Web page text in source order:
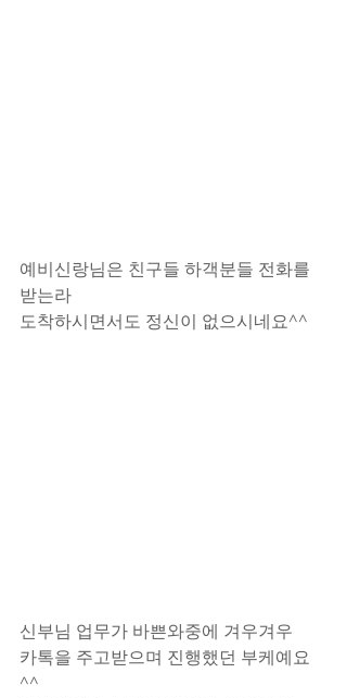
예비신랑님은 친구들 하객분들 전화를
받는라
도착하시면서도 정신이 없으시네요^^
신부님 업무가 바쁜와중에 겨우겨우
카톡을 주고받으며 진행했던 부케예요
^^